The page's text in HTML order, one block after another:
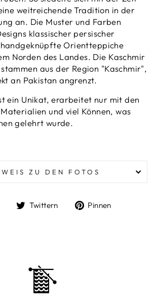
weitreichende Tradition in der
an. Die Muster und Farben
klassischer persischer
Orientteppiche
Norden des Landes. Die Kaschmir
stammen aus der Region "Kaschmir",
an Pakistan angrenzt.
ein Unikat, erarbeitet nur mit den
und viel Können, was
gelehrt wurde.
ZU DEN FOTOS
Auf
Twittern
Auf
Pinnen